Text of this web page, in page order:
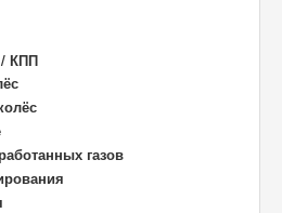
/ КПП
газов